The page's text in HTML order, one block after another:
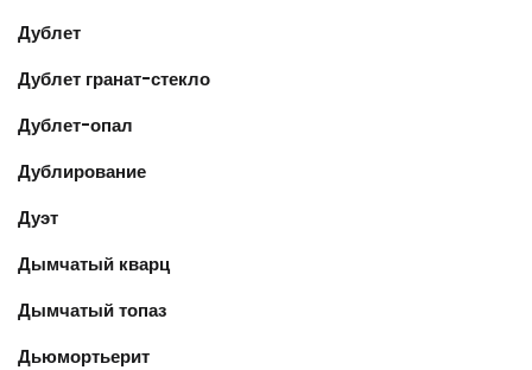
Дублет
Дублет гранат-стекло
Дублет-опал
Дублирование
Дуэт
Дымчатый кварц
Дымчатый топаз
Дьюмортьерит